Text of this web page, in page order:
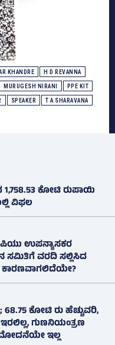
KHANDRE H D REVANNA
MURUGESH NIRANI PPE KIT
SPEAKER T A SHARAVANA
1,758.53 ಕೋಟಿ ರುಪಾಯಿ
ವಿಫಲ
ಪಿಯು ಉಪನ್ಯಾಸಕರ
ಸಮಿತಿಗೆ ವರದಿ ಸಲ್ಲಿಸಿದ
ಕಾರಣವಾಗಲಿದೆಯೇ?
ಕೋಟಿ ರು ಹೆಚ್ಚುವರಿ,
ಗುಣನಿಯಂತ್ರಣ
ಇಲ್ಲ